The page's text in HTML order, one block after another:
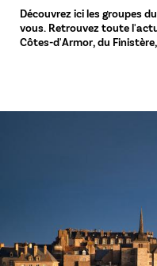
Découvrez ici les groupes
vous. Retrouvez toute
Côtes-d'Armor, du